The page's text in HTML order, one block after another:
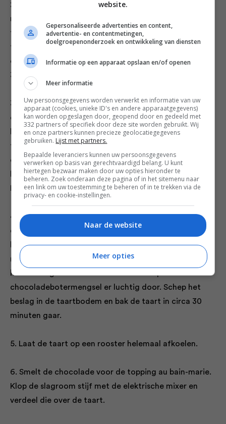
2. Rol het deeg uit tot een dunne lap van circa 3
millimeter dik die iets groter is dan de bodem plus
twee keer de hoogte van de taartvorm en bekleed de
taartvorm met het deeg. Snijd de randen bij. Prik met
een vork gaatjes in het deeg. Laat het deeg nogmaals
30 minuten in de koelkast rusten.
3. Verwarm tijdig de oven voor op 180 °C. Bedek het
deeg met vochtig bakpapier of aluminiumfolie en
bedek de taartbodem met de blindbakvulling. Bak de
taartbodem 15 minuten in het midden van de
oven, neem hem er dan uit en verwijder de
blindbakvulling met het bakpapier of aluminiumfolie.
Bak de taartbodem zonder de vulling nog 5 minuten.
4. Maak ondertussen de vulling. Smelt de boter en de
chocolade au bainmarie. Neem van het vuur en laat
het chocolademengsel iets afkoelen. Klop de eieren
met de suiker en eventueel de bourbon in een grote
kom luchtig met de elektrische mixer. Spatel het
chocoladebotermengsel er luchtig door. Schep het
beslag in de taartbodem en bak de taart in circa 30
minuten gaar.
5. Laat de taart op een rooster helemaal afkoelen.
6. Smelt de chocolade voor de topping au bain-marie.
Klop de slagroom stijf met de elektrische mixer en
verdeel die over de taart.
website.
Gepersonaliseerde advertenties en content,
advertentie- en contentmetingen,
doelgroepenonderzoek en ontwikkeling van diensten
Informatie op een apparaat opslaan en/of openen
Meer informatie
Uw persoonsgegevens worden verwerkt en informatie van uw
apparaat (cookies, unieke ID's en andere apparaatgegevens)
kan worden opgeslagen door, geopend door en gedeeld met
332 partners of specifiek door deze site worden gebruikt. Wij
en onze partners kunnen precieze geolocatiegegevens
gebruiken. Lijst met partners.
Bepaalde leveranciers kunnen uw persoonsgegevens
verwerken op basis van gerechtvaardigd belang. U kunt
hiertegen bezwaar maken door uw opties hieronder te
beheren. Zoek onderaan deze pagina of in het sitemenu naar
een link om uw toestemming te beheren of in te trekken via de
privacy- en cookie-instellingen.
Naar de website
Meer opties